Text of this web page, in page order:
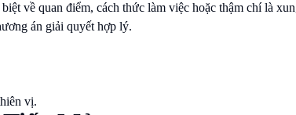
về quan điểm, cách thức làm việc hoặc thậm chí là
án giải quyết hợp lý.
vị.